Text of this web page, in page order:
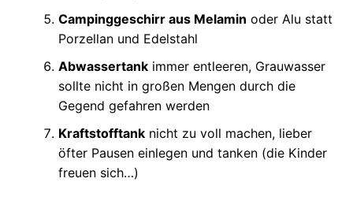
Campinggeschirr aus Melamin oder Alu statt
Porzellan und Edelstahl
Abwassertankimmer entleeren, Grauwasser
sollte nicht in großen Mengen durch die
Gegend gefahren werden
Kraftstofftanknicht zu voll machen, lieber
öfter Pausen einlegen und tanken (die Kinder
freuen sich…)